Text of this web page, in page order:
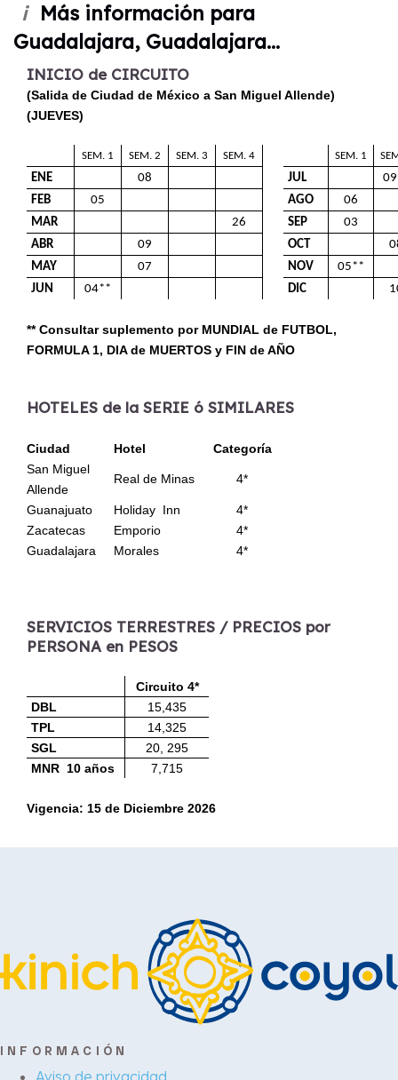
i
Más información para
Guadalajara, Guadalajara...
INICIO de CIRCUITO
(Salida de Ciudad de México a San Miguel Allende)
(JUEVES)
SEM. 1 SEM. 2 SEM. 3 SEM. 4 SEM. 1
ENE 08 JUL
FEB
05 AGO
06
MAR
26 SEP
03
ABR
09 OCT
MAY
07 NOV
05**
JUN
04** DIC
** Consultar suplemento por MUNDIAL de FUTBOL,
FORMULA 1, DIA de MUERTOS y FIN de AÑO
HOTELES de la SERIE ó SIMILARES
Ciudad Hotel
Categoría
San Miguel
Allende
Real de Minas 4*
Guanajuato Holiday Inn
4*
Zacatecas
Emporio
4*
Guadalajara
Morales 4*
SERVICIOS TERRESTRES / PRECIOS por
PERSONA en PESOS
Circuito 4*
DBL
15,435
TPL
14,325
SGL
20, 295
MNR 10 años
7,715
Vigencia: 15 de Diciembre 2026
INFORMACIÓN